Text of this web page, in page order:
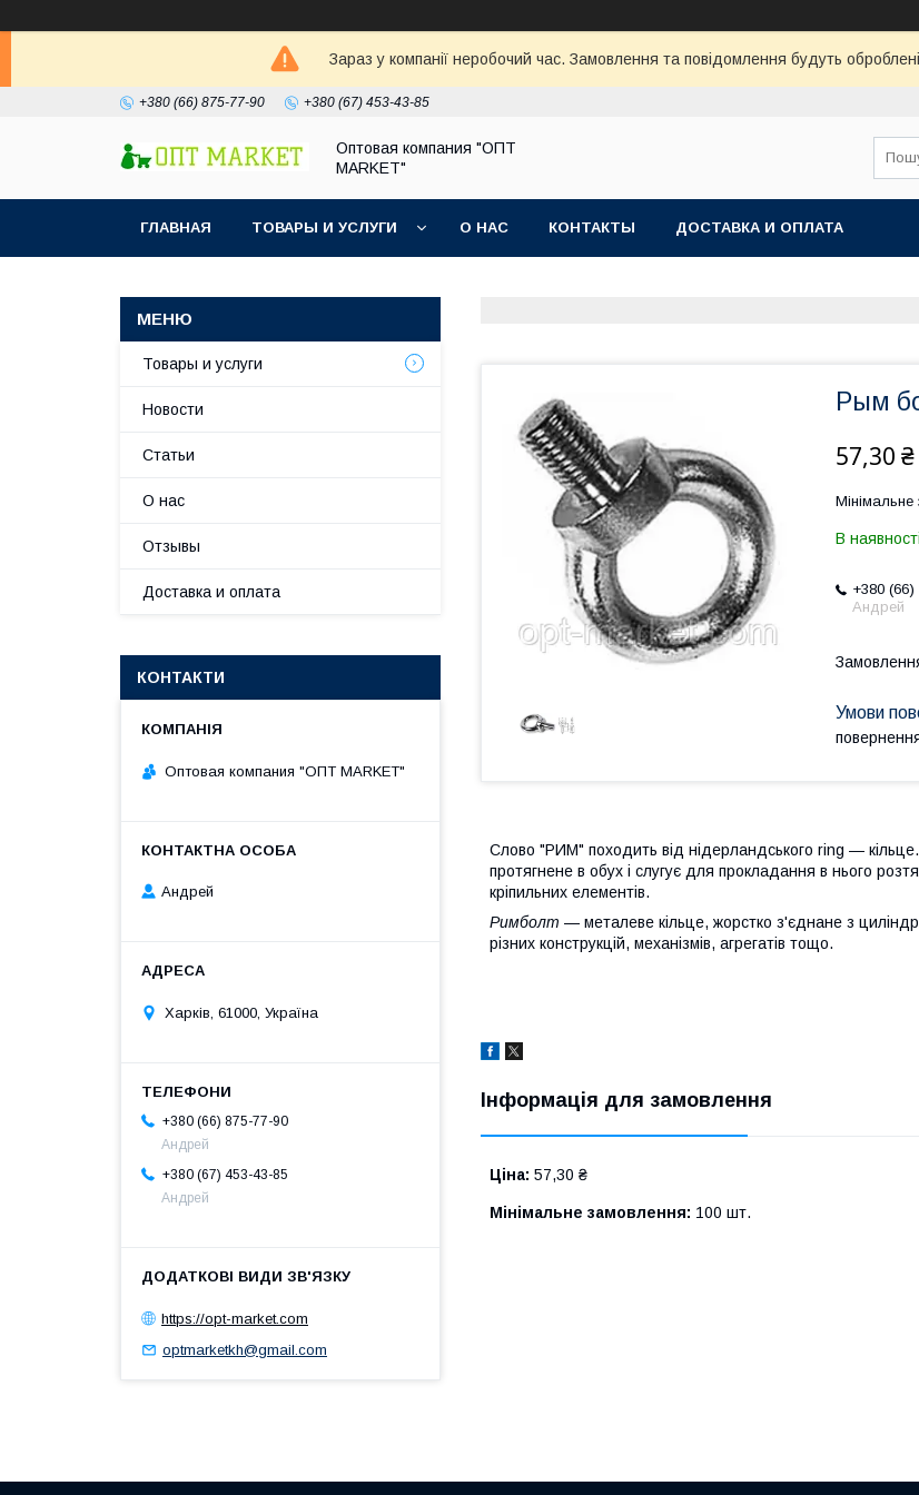
Зараз у компанії неробочий час. Замовлення та повідомлення будуть
+380 (66) 875-77-90 +380 (67) 453-43-85
Оптовая компания "ОПТ
MARKET"
ГЛАВНАЯ ТОВАРЫ И УСЛУГИ О НАС КОНТАКТЫ ДОСТАВКА И ОПЛАТА
Рым
57,30 ₴
В наявності
+380 (66)
Андрей
Слово "РИМ" походить від нідерландського ring —
протягнене в обух і слугує для прокладання в нього
кріпильних елементів.
Римболт — металеве кільце, жорстко з'єднане з
різних конструкцій, механізмів, агрегатів тощо.
Інформація для замовлення
Ціна: 57,30 ₴
Мінімальне замовлення: 100 шт.
Товары и услуги
Новости
Статьи
О нас
Отзывы
Доставка и оплата
КОНТАКТИ
Оптовая компания "ОПТ MARKET"
Андрей
Харків, 61000, Україна
+380 (66) 875-77-90
Андрей
+380 (67) 453-43-85
Андрей
https://opt-market.com
optmarketkh@gmail.com